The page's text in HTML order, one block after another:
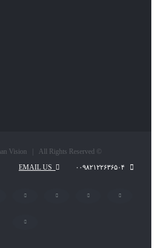
© Copyright Arman Vision | All Rights Reserved |
Facebook
Twitter
Flickr
YouTube
پست